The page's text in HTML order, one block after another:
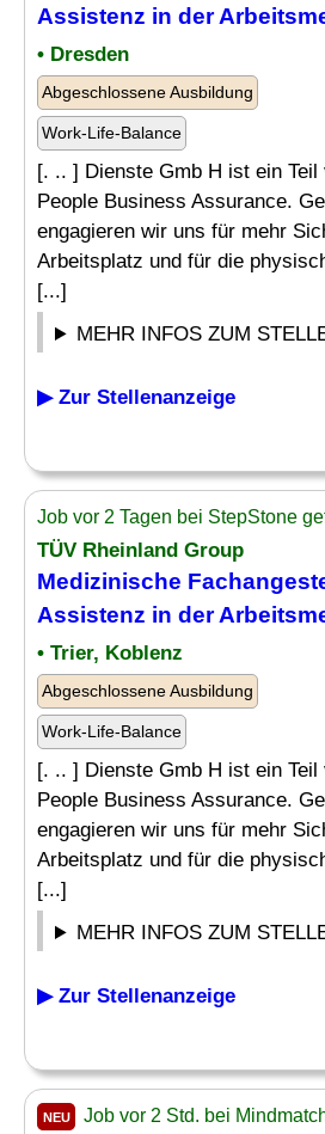
Assistenz in der
• Dresden
Abgeschlossene Ausbildung
Work-Life-Balance
[. .. ] Dienste Gmb H ist ein Teil
People Business Assurance.
engagieren wir uns für mehr
Arbeitsplatz und für die
[...]
MEHR INFOS ZUM
▶ Zur Stellenanzeige
Job vor 2 Tagen bei StepStone
TÜV Rheinland Group
Medizinische
Assistenz in der
• Trier, Koblenz
Abgeschlossene Ausbildung
Work-Life-Balance
[. .. ] Dienste Gmb H ist ein Teil
People Business Assurance.
engagieren wir uns für mehr
Arbeitsplatz und für die
[...]
MEHR INFOS ZUM
▶ Zur Stellenanzeige
NEU Job vor 2 Std. bei